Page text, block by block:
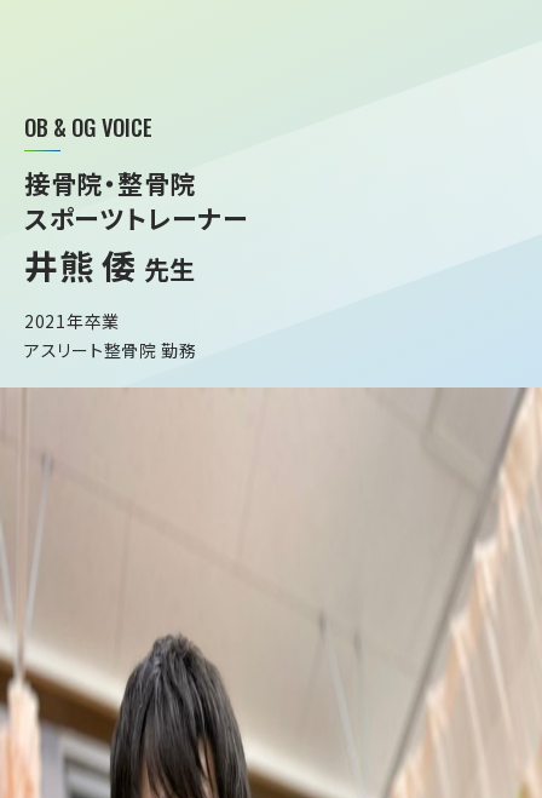
OB & OG VOICE
接骨院・整骨院
スポーツトレーナー
井熊 倭 先生
2021年卒業
アスリート整骨院 勤務